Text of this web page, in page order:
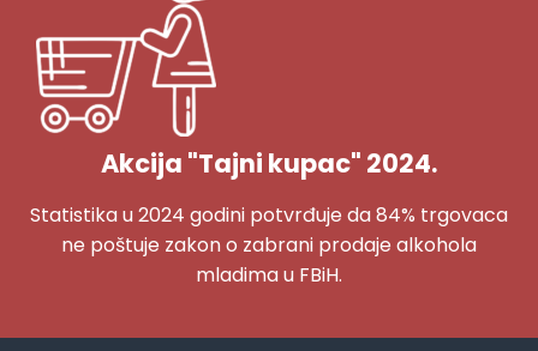
Akcija "Tajni kupac" 2024.
Statistika u 2024 godini potvrđuje da 84% trgovaca
ne poštuje zakon o zabrani prodaje alkohola
mladima u FBiH.